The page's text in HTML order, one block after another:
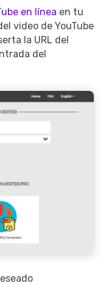
en línea en tu
video de YouTube
la URL del
del